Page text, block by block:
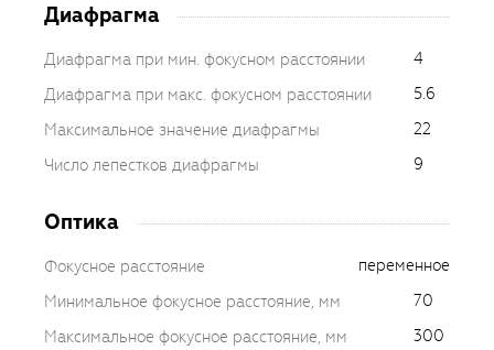
Диафрагма
Диафрагма при мин. фокусном расстоянии
4
Диафрагма при макс. фокусном расстоянии
5.6
Максимальное значение диафрагмы
22
Число лепестков диафрагмы
9
Оптика
Фокусное расстояние
переменное
Минимальное фокусное расстояние, мм
70
Максимальное фокусное расстояние, мм
300